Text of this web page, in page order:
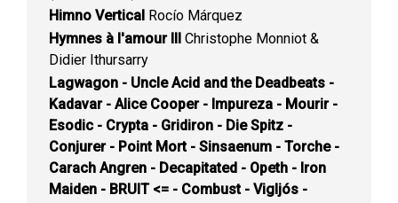
Himno Vertical Rocío Márquez
Hymnes à l'amour III
Christophe Monniot &
Didier Ithursarry
Lagwagon - Uncle Acid and the Deadbeats -
Kadavar - Alice Cooper - Impureza - Mourir -
Esodic - Crypta - Gridiron - Die Spitz -
Conjurer - Point Mort - Sinsaenum - Torche -
Carach Angren - Decapitated - Opeth - Iron
Maiden - BRUIT <= - Combust - Vigljós -